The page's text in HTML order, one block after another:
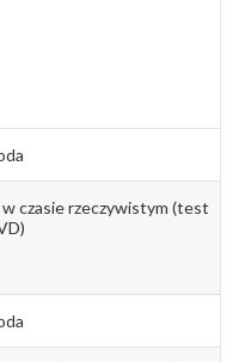
w czasie rzeczywistym (test